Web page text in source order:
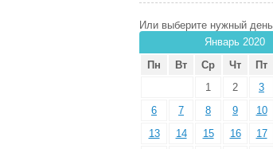
Или выберите нужный день
Январь 2020
Пн
Вт Ср Чт Пт
1
2 3
6
7 8 9 10
13
14 15 16 17